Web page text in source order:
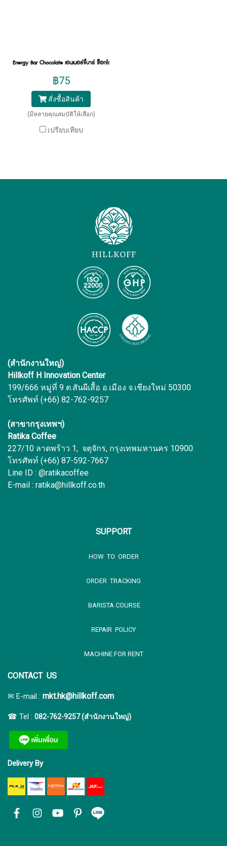
Energy Bar Chocolate เอนเนอร์จี้บาร์ ช็อกโกแลต ธัญพืชอัดแท่ง เพิ่มพลังงาน
฿75
สั่งซื้อสินค้า
(มีหลายคุณสมบัติให้เลือก)
เปรียบเทียบ
(สำนักงานใหญ่)
Hillkoff H Innovation Center
199/666 หมู่ที่ 9 ต.สันผีเสื้อ อ.เมือง จ.เชียงใหม่ 50300
โทรศัพท์ (+66) 82-762-9257
(สาขากรุงเทพฯ)
Ratika Coffee
227/10 ลาดพร้าว 1, จตุจักร, กรุงเทพมหานคร 10900
โทรศัพท์ (+66) 87-592-7667
Line ID : @ratikacoffee
E-mail : ratika@hillkoff.co.th
SUPPORT
HOW TO ORDER
ORDER TRACKING
BARISTA COURSE
REPAIR POLICY
MACHINE FOR RENT
CONTACT US
✉ E-mail : mkt.hk@hillkoff.com
☎ Tel : 082-762-9257 (สำนักงานใหญ่)
Delivery By